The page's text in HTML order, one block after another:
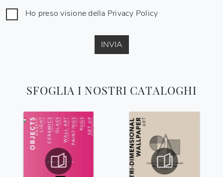
SFOGLIA I NOSTRI CATALOGHI
Ho preso visione della Privacy Policy
INVIA